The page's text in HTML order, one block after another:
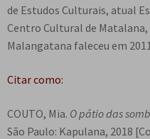
de Estudos Culturais, atual
Centro Cultural de
Malangatana faleceu em
Citar como:
COUTO, Mia. O pátio das
São Paulo: Kapulana, 2018